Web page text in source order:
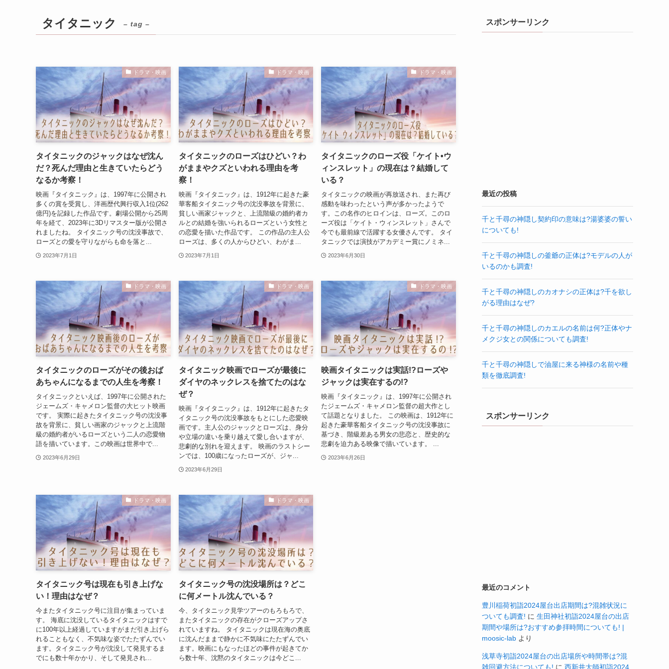
タイタニック – tag –
ドラマ・映画
タイタニックのジャックはなぜ沈ん
だ？死んだ理由と生きていたらどう
なるか考察！
映画『タイタニック』は、1997年に公開され
多くの賞を受賞し、洋画歴代興行収入1位(262
億円)を記録した作品です。劇場公開から25周
年を経て、2023年に3Dリマスター版が公開さ
れましたね。 タイタニック号の沈没事故で、
ローズとの愛を守りながらも命を落と...
2023年7月1日
ドラマ・映画
タイタニックのローズはひどい？わ
がままやクズといわれる理由を考
察！
映画『タイタニック』は、1912年に起きた豪
華客船タイタニック号の沈没事故を背景に、
貧しい画家ジャックと、上流階級の婚約者カ
ルとの結婚を強いられるローズという女性と
の恋愛を描いた作品です。 この作品の主人公
ローズは、多くの人からひどい、わがま...
2023年7月1日
ドラマ・映画
タイタニックのローズ役「ケイト•ウ
ィンスレット」の現在は？結婚して
いる？
タイタニックの映画が再放送され、また再び
感動を味わったという声が多かったようで
す。この名作のヒロインは、ローズ。このロ
ーズ役は「ケイト・ウィンスレット」さんで
今でも最前線で活躍する女優さんです。 タイ
タニックでは演技がアカデミー賞にノミネ...
2023年6月30日
ドラマ・映画
タイタニックのローズがその後おば
あちゃんになるまでの人生を考察！
タイタニックといえば、1997年に公開された
ジェームズ・キャメロン監督の大ヒット映画
です。 実際に起きたタイタニック号の沈没事
故を背景に、貧しい画家のジャックと上流階
級の婚約者がいるローズという二人の恋愛物
語を描いています。この映画は世界中で...
2023年6月29日
ドラマ・映画
タイタニック映画でローズが最後に
ダイヤのネックレスを捨てたのはな
ぜ？
映画『タイタニック』は、1912年に起きたタ
イタニック号の沈没事故をもとにした恋愛映
画です。主人公のジャックとローズは、身分
や立場の違いを乗り越えて愛し合いますが、
悲劇的な別れを迎えます。 映画のラストシー
ンでは、100歳になったローズが、ジャ...
2023年6月29日
ドラマ・映画
映画タイタニックは実話!?ローズや
ジャックは実在するの!?
映画『タイタニック』は、1997年に公開され
たジェームズ・キャメロン監督の超大作とし
て話題となりました。 この映画は、1912年に
起きた豪華客船タイタニック号の沈没事故に
基づき、階級差ある男女の悲恋と、歴史的な
悲劇を迫力ある映像で描いています。 ...
2023年6月26日
ドラマ・映画
タイタニック号は現在も引き上げな
い！理由はなぜ？
今またタイタニック号に注目が集まっていま
す。 海底に沈没しているタイタニックはすで
に100年以上経過していますがまだ引き上げら
れることもなく、不気味な姿でたたずんでい
ます。タイタニック号が沈没して発見するま
でにも数十年かかり、そして発見され...
ドラマ・映画
タイタニック号の沈没場所は？どこ
に何メートル沈んでいる？
今、タイタニック見学ツアーのもろもろで、
またタイタニックの存在がクローズアップさ
れていますね。 タイタニックは現在海の奥底
に沈んだままで静かに不気味にたたずんでい
ます。映画にもなったほどの事件が起きてか
ら数十年、沈黙のタイタニックは今どこ...
スポンサーリンク
最近の投稿
千と千尋の神隠し契約印の意味は?湯婆婆の誓い
についても!
千と千尋の神隠しの釜爺の正体は?モデルの人が
いるのかも調査!
千と千尋の神隠しのカオナシの正体は?千を欲し
がる理由はなぜ?
千と千尋の神隠しのカエルの名前は何?正体やナ
メクジ女との関係についても調査!
千と千尋の神隠しで油屋に来る神様の名前や種
類を徹底調査!
スポンサーリンク
最近のコメント
豊川稲荷初詣2024屋台出店期間は?混雑状況に
ついても調査! に 生田神社初詣2024屋台の出店
期間や場所は?おすすめ参拝時間についても! |
moosic-lab より
浅草寺初詣2024屋台の出店場所や時間帯は?混
雑回避方法についても! に 西新井大師初詣2024